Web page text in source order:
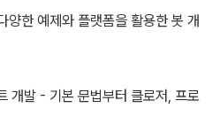
한 예제와 플랫폼을 활용한 봇 개
개발 - 기본 문법부터 클로저, 프로